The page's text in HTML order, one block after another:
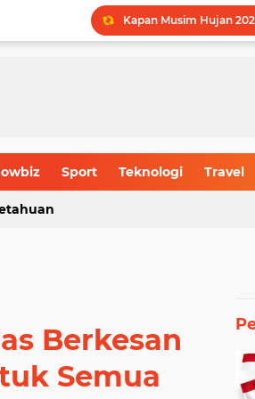
Kapan Musim Hujan
LPDP STEM Industri
Batas Usia Maksimal
Sport Teknologi Travel
Berkesan
Semua